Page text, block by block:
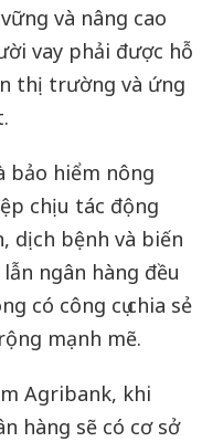
và nâng cao
vay phải được hỗ
thị trường và ứng
bảo hiểm nông
chịu tác động
bệnh và biến
ngân hàng đều
có công cụ chia sẻ
mạnh mẽ.
Agribank, khi
hàng sẽ có cơ sở